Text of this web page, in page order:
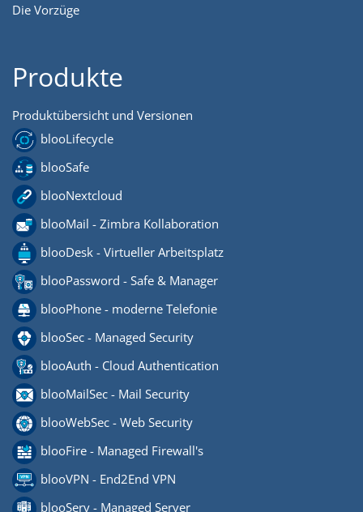
Die Vorzüge
Produkte
Produktübersicht und Versionen
blooLifecycle
blooSafe
blooNextcloud
blooMail - Zimbra Kollaboration
blooDesk - Virtueller Arbeitsplatz
blooPassword - Safe & Manager
blooPhone - moderne Telefonie
blooSec - Managed Security
blooAuth - Cloud Authentication
blooMailSec - Mail Security
blooWebSec - Web Security
blooFire - Managed Firewall's
blooVPN - End2End VPN
blooServ - Managed Server